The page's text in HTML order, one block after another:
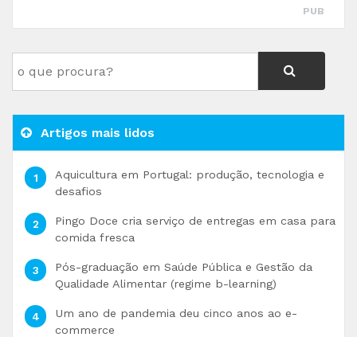
PUB
Artigos mais lidos
Aquicultura em Portugal: produção, tecnologia e
desafios
Pingo Doce cria serviço de entregas em casa para
comida fresca
Pós-graduação em Saúde Pública e Gestão da
Qualidade Alimentar (regime b-learning)
Um ano de pandemia deu cinco anos ao e-
commerce